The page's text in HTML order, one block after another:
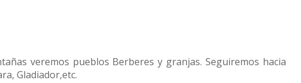
veremos pueblos Berberes y granjas. Seguiremos hacia
Gladiador,etc.